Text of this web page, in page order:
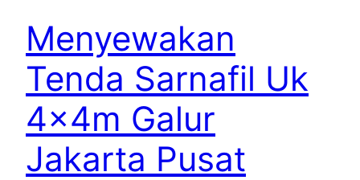
Menyewakan
Tenda Sarnafil Uk
4x4m Galur
Jakarta Pusat